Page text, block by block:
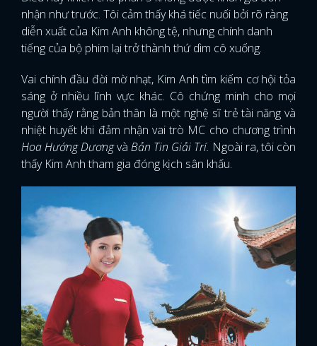
nhận như trước. Tôi cảm thấy khá tiếc nuối bởi rõ ràng
diễn xuất của Kim Anh không tệ, nhưng chính danh
tiếng của bộ phim lại trở thành thứ dìm cô xuống.
Vai chính đầu đời mờ nhạt, Kim Anh tìm kiếm cơ hội tỏa
sáng ở nhiều lĩnh vực khác. Cô chứng minh cho mọi
người thấy rằng bản thân là một nghệ sĩ trẻ tài năng và
nhiệt huyết khi đảm nhận vai trò MC cho chương trình
Hoa Hướng Dươngvà Bản Tin Giải Trí. Ngoài ra, tôi còn
thấy Kim Anh tham gia đóng kịch sân khấu.